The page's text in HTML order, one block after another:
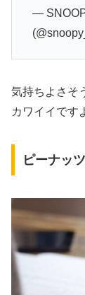
—
気持ちよさそ
カワイイです
ピーナッ